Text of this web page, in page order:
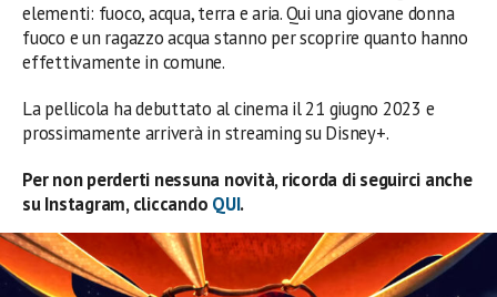
elementi: fuoco, acqua, terra e aria. Qui una giovane donna
fuoco e un ragazzo acqua stanno per scoprire quanto hanno
effettivamente in comune.
La pellicola ha debuttato al cinema il 21 giugno 2023 e
prossimamente arriverà in streaming su Disney+.
Per non perderti nessuna novità, ricorda di seguirci anche
su Instagram, cliccando QUI.